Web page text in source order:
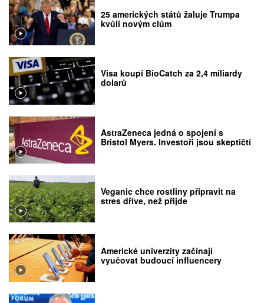
25 amerických států žaluje Trumpa
kvůli novým clům
Visa koupí BioCatch za 2,4 miliardy
dolarů
AstraZeneca jedná o spojení s
Bristol Myers. Investoři jsou skeptičtí
Veganic chce rostliny připravit na
stres dříve, než přijde
Americké univerzity začínají
vyučovat budoucí influencery